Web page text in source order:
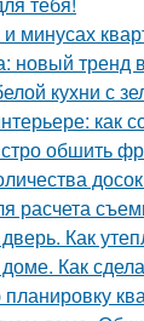
минусах
новый тренд
кухни с
как
обшить
расчета
Как
Как